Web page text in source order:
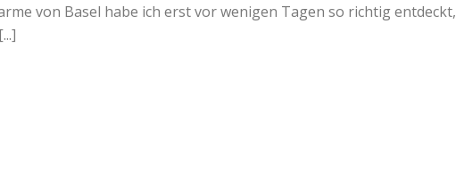
von Basel habe ich erst vor wenigen Tagen so richtig entdeckt,